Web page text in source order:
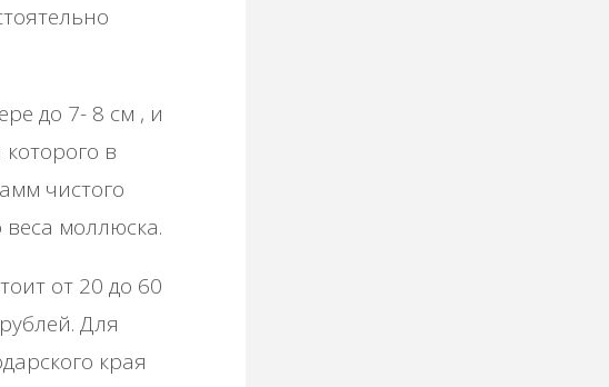
до 7- 8 см , и
в
чистого
веса моллюска.
от 20 до 60
Для
края